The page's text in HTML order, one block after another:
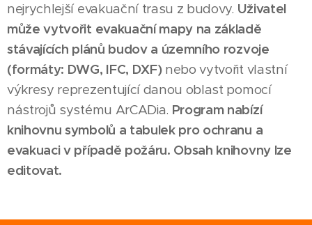
nejrychlejší evakuační trasu z budovy. Uživatel
může vytvořit evakuační mapy na základě
stávajících plánů budov a územního rozvoje
(formáty: DWG, IFC, DXF) nebo vytvořit vlastní
výkresy reprezentující danou oblast pomocí
nástrojů systému ArCADia. Program nabízí
knihovnu symbolů a tabulek pro ochranu a
evakuaci v případě požáru. Obsah knihovny lze
editovat.